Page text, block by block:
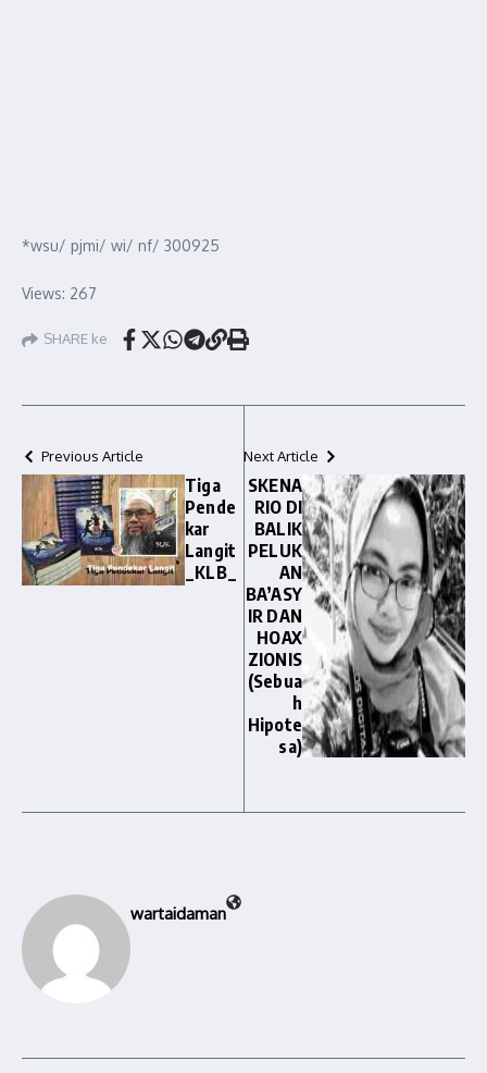
*wsu/ pjmi/ wi/ nf/ 300925
Views: 267
SHARE ke
Previous Article
Tiga
Pende
kar
Langit
_KLB_
Next Article
SKENA
RIO DI
BALIK
PELUK
AN
BA’ASY
IR DAN
HOAX
ZIONIS
(Sebua
h
Hipote
sa)
wartaidaman